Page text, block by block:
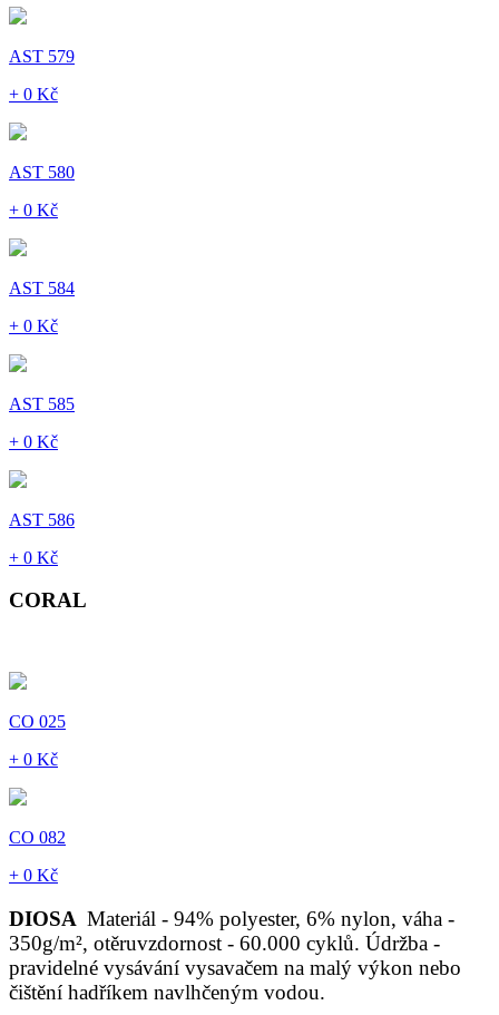
AST 579
+ 0 Kč
AST 580
+ 0 Kč
AST 584
+ 0 Kč
AST 585
+ 0 Kč
AST 586
+ 0 Kč
CORAL
CO 025
+ 0 Kč
CO 082
+ 0 Kč
DIOSA Materiál - 94% polyester, 6% nylon, váha -
350g/m², otěruvzdornost - 60.000 cyklů. Údržba -
pravidelné vysávání vysavačem na malý výkon nebo
čištění hadříkem navlhčeným vodou.